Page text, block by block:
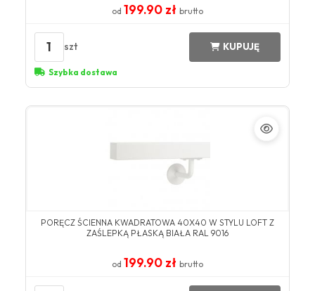
od 199.90 zł brutto
1 szt KUPUJĘ
Szybka dostawa
PORĘCZ ŚCIENNA KWADRATOWA 40X40 W STYLU LOFT Z
ZAŚLEPKĄ PŁASKĄ BIAŁA RAL 9016
od 199.90 zł brutto